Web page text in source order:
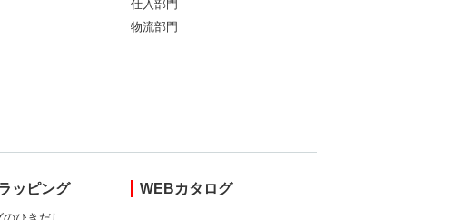
仕入部門
物流部門
ッピング WEBカタログ